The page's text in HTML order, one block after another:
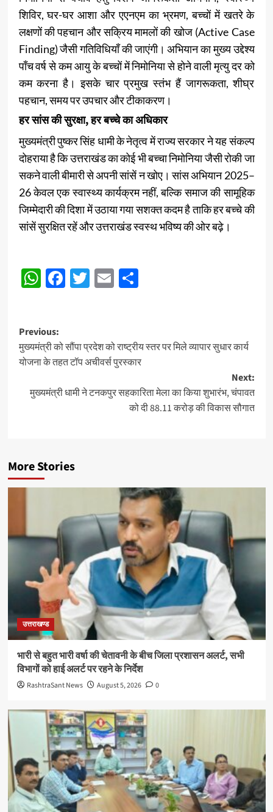
शिविर, घर-घर आशा और एएनएम का भ्रमण, बच्चों में खतरे के
लक्षणों की पहचान और सक्रिय मामलों की खोज (Active Case
Finding) जैसी गतिविधियाँ की जाएंगी। अभियान का मुख्य उद्देश्य
पाँच वर्ष से कम आयु के बच्चों में निमोनिया से होने वाली मृत्यु दर को
कम करना है। इसके चार प्रमुख स्तंभ हैं जागरूकता, शीघ्र
पहचान, समय पर उपचार और टीकाकरण।
हर सांस की सुरक्षा, हर बच्चे का अधिकार
मुख्यमंत्री पुष्कर सिंह धामी के नेतृत्व में राज्य सरकार ने यह संकल्प
दोहराया है कि उत्तराखंड का कोई भी बच्चा निमोनिया जैसी रोकी जा
सकने वाली बीमारी से अपनी सांसें न खोए। सांस अभियान 2025–
26 केवल एक स्वास्थ्य कार्यक्रम नहीं, बल्कि समाज की सामूहिक
जिम्मेदारी की दिशा में उठाया गया सशक्त कदम है ताकि हर बच्चे की
सांसें सुरक्षित रहें और उत्तराखंड स्वस्थ भविष्य की ओर बढ़े।
WhatsApp
Facebook
Twitter
EmailShare
Post
navigation
Previous:
मुख्यमंत्री को सौंपा प्रदेश को राष्ट्रीय स्तर पर मिले व्यापार सुधार कार्य
योजना के तहत टॉप अचीवर्स पुरस्कार
Next:
मुख्यमंत्री धामी ने टनकपुर सहकारिता मेला का किया शुभारंभ, चंपावत
को दी 88.11 करोड़ की विकास सौगात
More Stories
उत्तराखण्ड
भारी से बहुत भारी वर्षा की चेतावनी के बीच जिला प्रशासन अलर्ट, सभी
विभागों को हाई अलर्ट पर रहने के निर्देश
RashtraSant News August 5, 2026 0